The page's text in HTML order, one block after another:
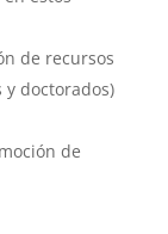
de recursos
doctorados)
de